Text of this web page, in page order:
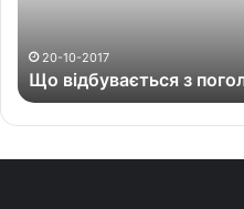
т
ь
20-10-2017
Що відбувається з